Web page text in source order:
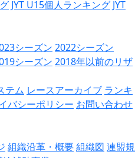
JYT U15個人ランキング JYT
シーズン 2022シーズン
シーズン 2018年以前のリザ
テム レースアーカイブ ランキ
バシーポリシー お問い合わせ
組織沿革・概要組織図 連盟規